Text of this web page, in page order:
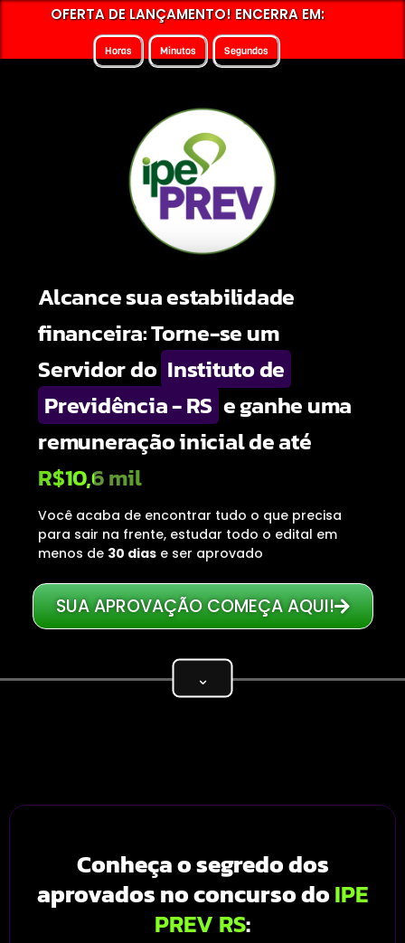
OFERTA DE LANÇAMENTO! ENCERRA EM:
Horas Minutos Segundos
Alcance sua estabilidade
financeira: Torne-se um
Servidor do Instituto de
Previdência - RS e ganhe uma
remuneração inicial de até
R$10,6 mil
Você acaba de encontrar tudo o que precisa
para sair na frente, estudar todo o edital em
menos de 30 dias e ser aprovado
SUA APROVAÇÃO COMEÇA AQUI!
⌄
Conheça o segredo dos
aprovados no concurso doIPE
PREV RS: